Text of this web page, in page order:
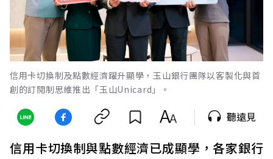
信用卡切換制及點數經濟躍升顯學，玉山銀行團隊以客製化與首
創的訂閱制思維推出「玉山Unicard」。
聽遠見
信用卡切換制與點數經濟已成顯學，各家銀行